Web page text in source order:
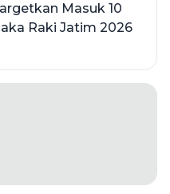
Masuk 10
Raki Jatim 2026